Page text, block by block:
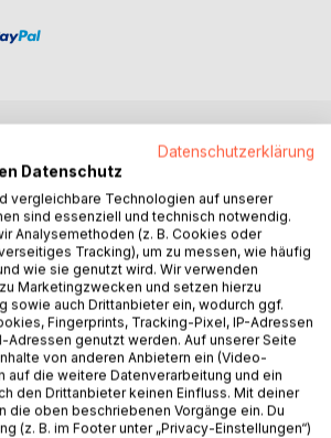
einem weichen Schlafplatz, einer
heimatlosen Katzen von Lanzarote.
unterschiedlichsten Abenteuer,
begeben sich mitunter
einst die spanische Insel als Tourist,
zu verbringen. Und er ist geblieben.
Landschaft oder des guten
die Straßenkatzen. In "Freddy's
er sich um heimatlose Samtpfoten.
Datenschutzerklärung
Datenschutz
vergleichbare Technologien auf unserer
sind essenziell und technisch notwendig.
Analysemethoden (z. B. Cookies oder
Tracking), um zu messen, wie häufig
wie sie genutzt wird. Wir verwenden
Marketingzwecken und setzen hierzu
sowie auch Drittanbieter ein, wodurch ggf.
Fingerprints, Tracking-Pixel, IP-Adressen
Adressen genutzt werden. Auf unserer Seite
von anderen Anbietern ein (Video-
auf die weitere Datenverarbeitung und ein
den Drittanbieter keinen Einfluss. Mit deiner
die oben beschriebenen Vorgänge ein. Du
(z. B. im Footer unter „Privacy-Einstellungen“)